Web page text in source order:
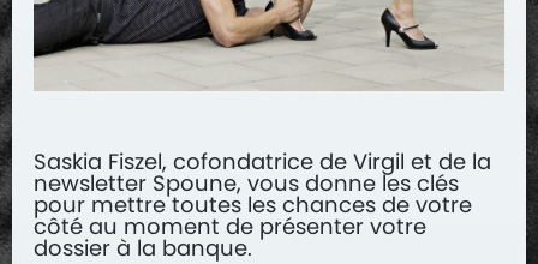
Saskia Fiszel, cofondatrice de Virgil et de la
newsletter Spoune, vous donne les clés
pour mettre toutes les chances de votre
côté au moment de présenter votre
dossier à la banque.